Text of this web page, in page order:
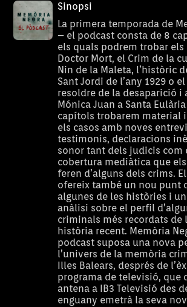
MEMORIA NEGRA - CAPÍTOL 8 -
SISENA FLOTA
05/12/2023 12:40:00
Sinopsi
La primera temporada de
– el podcast consta de 8
els quals podrem trobar els
Doctor Mort, el Crim de la
Nin de la Maleta, l’històric
Sant Jordi de l’any 1929 o
resoldre de la desaparició i
Mónica Juan a Santa
capítols trobarem material
els casos amb noves
testimonis, declaracions
sonor tant dels judicis com
cobertura mediàtica que
feren d’alguns dels crims.
ofereix també un nou punt
algunes de les històries i
anàlisi sobre el perfil
criminals més recordats de
història recent. Memòria
podcast suposa una nova
l’univers de la memòria
Illes Balears, després de
programa de televisió, que
antena a IB3 Televisió des
enguany emetrà la seva